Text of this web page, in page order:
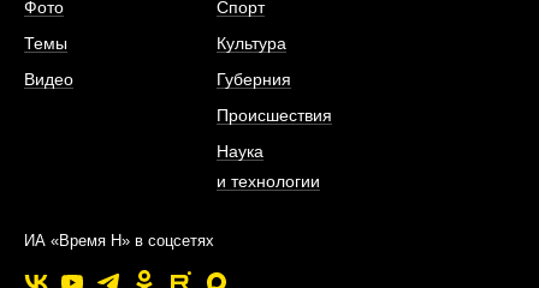
Фото
Темы
Видео
Спорт
Культура
Губерния
Происшествия
Наука
и технологии
ИА «Время Н» в соцсетях